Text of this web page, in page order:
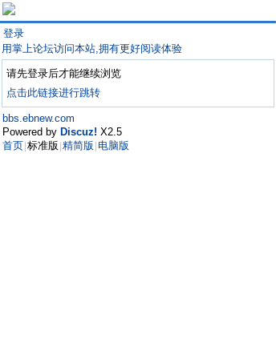
登录
用掌上论坛访问本站,拥有更好阅读体验
请先登录后才能继续浏览
点击此链接进行跳转
bbs.ebnew.com
Powered by Discuz! X2.5
首页 标准版 精简版 电脑版